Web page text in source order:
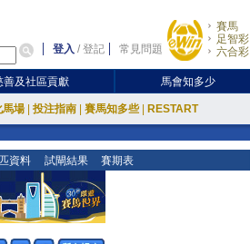
登入 /登記 常見問題
賽馬
足智彩
六合彩
善及社區貢獻 馬會知多少
馬場 投注指南 賽馬知多些 RESTART
資料 試閘結果 賽期表